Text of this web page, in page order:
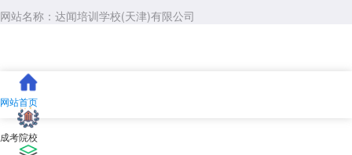
网站名称：达闻培训学校(天津)有限公司
网站首页
成考院校